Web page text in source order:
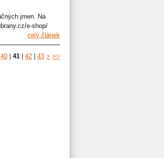
jmen. Na
e-shop/
celý článek
40 41 42 43 > >>